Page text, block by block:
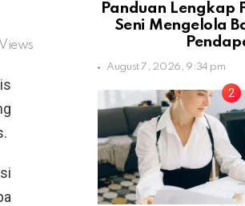
Views
Panduan Lengkap
Seni Mengelola
August 7, 2026, 9:34 pm